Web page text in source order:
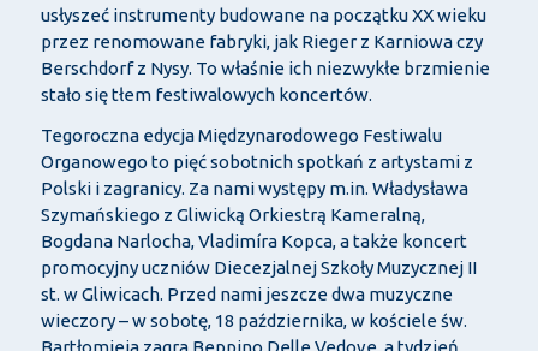
usłyszeć instrumenty budowane na początku XX wieku
przez renomowane fabryki, jak Rieger z Karniowa czy
Berschdorf z Nysy. To właśnie ich niezwykłe brzmienie
stało się tłem festiwalowych koncertów.
Tegoroczna edycja Międzynarodowego Festiwalu
Organowego to pięć sobotnich spotkań z artystami z
Polski i zagranicy. Za nami występy m.in. Władysława
Szymańskiego z Gliwicką Orkiestrą Kameralną,
Bogdana Narlocha, Vladimíra Kopca, a także koncert
promocyjny uczniów Diecezjalnej Szkoły Muzycznej II
st. w Gliwicach. Przed nami jeszcze dwa muzyczne
wieczory – w sobotę, 18 października, w kościele św.
Bartłomieja zagra Beppino Delle Vedove, a tydzień